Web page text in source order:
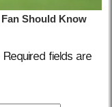
Required fields are